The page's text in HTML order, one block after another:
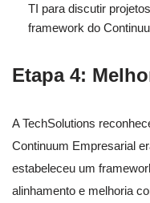
TI para discutir
framework do
Etapa 4:
A TechSolutions
Continuum Empresarial
estabeleceu um
alinhamento e melhoria